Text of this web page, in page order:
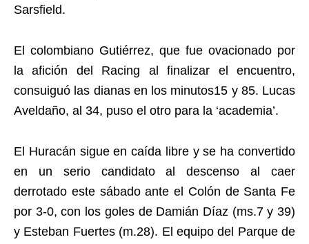
Sarsfield.
El colombiano Gutiérrez, que fue ovacionado por
la afición del Racing al finalizar el encuentro,
consuiguó las dianas en los minutos15 y 85. Lucas
Aveldaño, al 34, puso el otro para la ‘academia’.
El Huracán sigue en caída libre y se ha convertido
en un serio candidato al descenso al caer
derrotado este sábado ante el Colón de Santa Fe
por 3-0, con los goles de Damián Díaz (ms.7 y 39)
y Esteban Fuertes (m.28). El equipo del Parque de